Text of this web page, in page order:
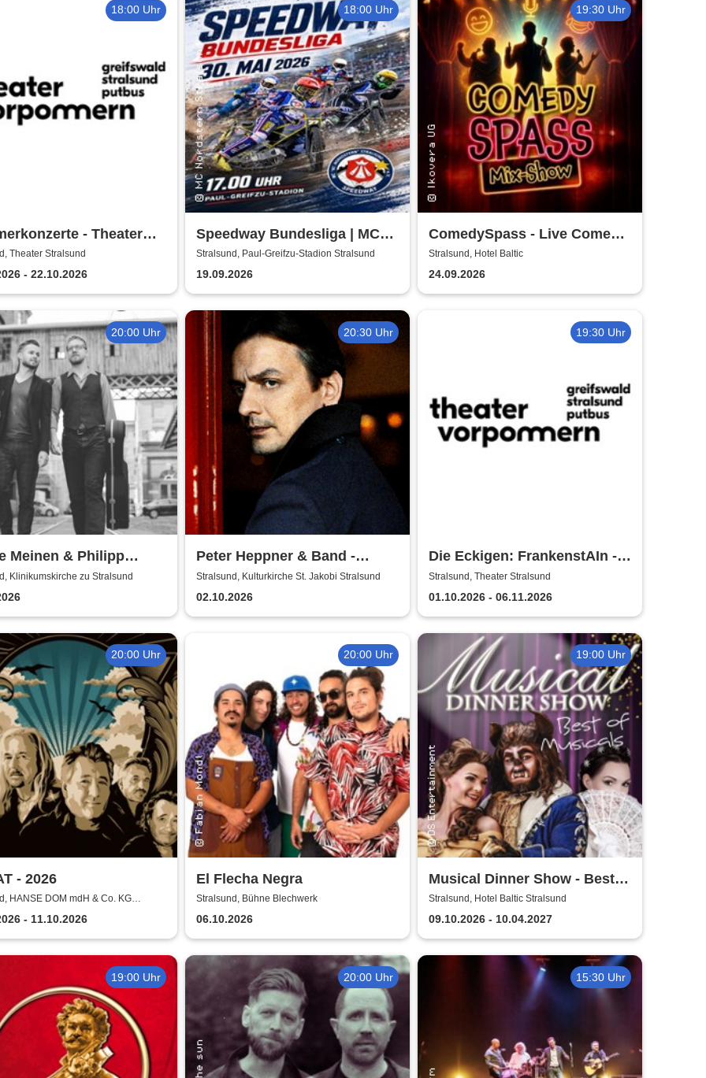
18:00 Uhr
- Theater
Theater Stralsund
- 22.10.2026
18:00 Uhr
Speedway Bundesliga | MC
Nordstern Stralsund
Stralsund, Paul-Greifzu-Stadion Stralsund
19.09.2026
19:30 Uhr
ComedySpass - Live Comedy
Mix-Show
Stralsund, Hotel Baltic
24.09.2026
20:00 Uhr
Meinen & Philipp
| Konzert in
Strasund
Klinikumskirche zu Stralsund
20:30 Uhr
Peter Heppner & Band -
Akustik Tour 2026
Stralsund, Kulturkirche St. Jakobi Stralsund
02.10.2026
19:30 Uhr
Die Eckigen: FrankenstAIn -
Theater Vorpommern
Stralsund, Theater Stralsund
01.10.2026 - 06.11.2026
20:00 Uhr
- 2026
HANSE DOM mdH & Co. KG
- 11.10.2026
20:00 Uhr
El Flecha Negra
Stralsund, Bühne Blechwerk
06.10.2026
19:00 Uhr
Musical Dinner Show - Best
of Musicals
Stralsund, Hotel Baltic Stralsund
09.10.2026 - 10.04.2027
19:00 Uhr 20:00 Uhr 15:30 Uhr